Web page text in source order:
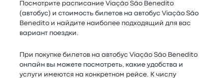
Посмотрите расписание Viação São Benedito
(автобус) и стоимость билетов на автобус Viação São
Benedito и найдите наиболее подходящий для вас
вариант поездки.
При покупке билетов на автобус Viação São Benedito
онлайн вы можете посмотреть, какие удобства и
услуги имеются на конкретном рейсе. К числу